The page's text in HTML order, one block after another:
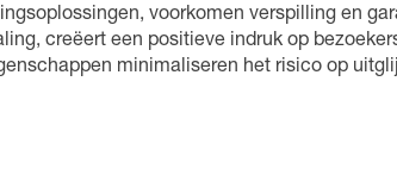
voorkomen verspilling en
creëert een positieve indruk op
minimaliseren het risico op